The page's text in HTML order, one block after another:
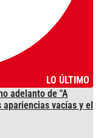
LO ÚLTIMO
adelanto de "A
vacías y el